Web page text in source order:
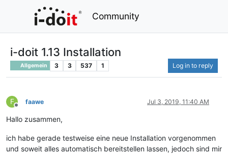
Community
i-doit 1.13 Installation
Allgemein 3 3 537 1 Log in to reply
F
Offline
faawe Jul 3, 2019, 11:40 AM
Hallo zusammen,
ich habe gerade testweise eine neue Installation vorgenommen
und soweit alles automatisch bereitstellen lassen, jedoch sind mir